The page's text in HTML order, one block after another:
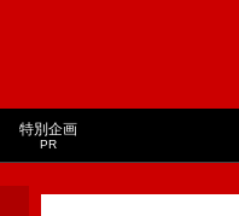
特別企画
PR